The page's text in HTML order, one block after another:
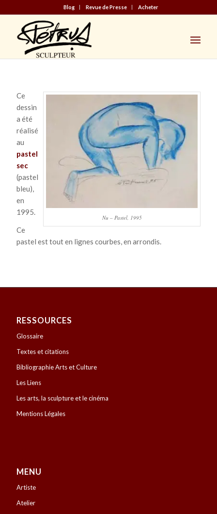
Blog Revue de Presse Acheter
Nu – Pastel, 1995
Ce
dessin
a été
réalisé
au
pastel
sec
(pastel
bleu),
en
1995.
Ce
pastel est tout en lignes courbes, en arrondis.
RESSOURCES
Glossaire
Textes et citations
Bibliographie Arts et Culture
Les Liens
Les arts, la sculpture et le cinéma
Mentions Légales
MENU
Artiste
Atelier